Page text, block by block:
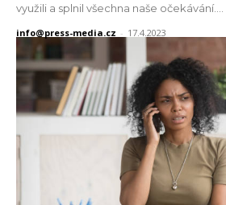
využili a splnil všechna naše očekávání....
info@press-media.cz - 17.4.2023